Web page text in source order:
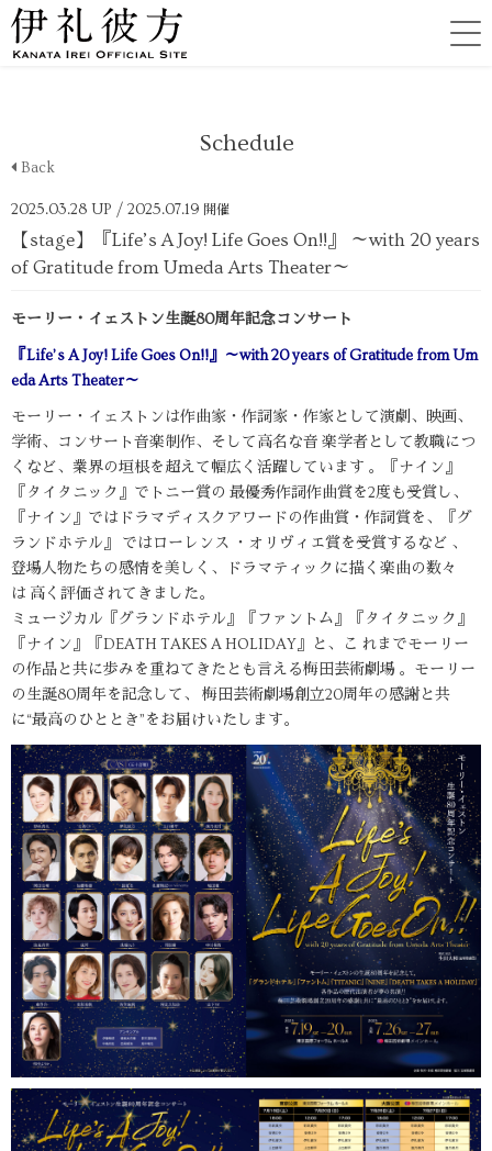
Schedule
Back
2025.03.28 UP / 2025.07.19 開催
【stage】『Life’s A Joy! Life Goes On!!』 ～with 20 years
of Gratitude from Umeda Arts Theater～
モーリー・イェストン生誕80周年記念コンサート
『Life’s A Joy! Life Goes On!!』
～with 20 years of Gratitude from Um
eda Arts Theater～
モーリー・イェストンは作曲家・作詞家・作家として演劇、映画、
学術、コンサート音楽制作、そして高名な音 楽学者として教職につ
くなど、業界の垣根を超えて幅広く活躍しています 。『ナイン』
『タイタニック』でトニー賞の 最優秀作詞作曲賞を2度も受賞し、
『ナイン』ではドラマディスクアワードの作曲賞・作詞賞を、『グ
ランドホテル』 ではローレンス ・オリヴィエ賞を受賞するなど 、
登場人物たちの感情を美しく、ドラマティックに描く楽曲の数々
は 高く評価されてきました。
ミュージカル『グランドホテル』『ファントム』『タイタニック』
『ナイン』『DEATH TAKES A HOLIDAY』と、こ れまでモーリー
の作品と共に歩みを重ねてきたとも言える梅田芸術劇場 。モーリー
の生誕80周年を記念して、 梅田芸術劇場創立20周年の感謝と共
に“最高のひととき”をお届けいたします。